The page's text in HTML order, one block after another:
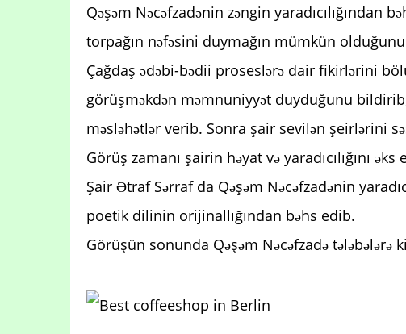
Qəşəm Nəcəfzadənin zəngin yaradıcılığından
torpağın nəfəsini duymağın mümkün
Çağdaş ədəbi-bədii proseslərə dair fikirlərini
görüşməkdən məmnuniyyət duyduğunu bildirib,
məsləhətlər verib. Sonra şair sevilən şeirlərini
Görüş zamanı şairin həyat və yaradıcılığını
Şair Ətraf Sərraf da Qəşəm Nəcəfzadənin
poetik dilinin orijinallığından bəhs edib.
Görüşün sonunda Qəşəm Nəcəfzadə tələbələrə